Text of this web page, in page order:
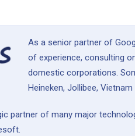
As a senior partner of
of experience, consulting
domestic corporations.
Heineken, Jollibee, Vietnam
partner of many major